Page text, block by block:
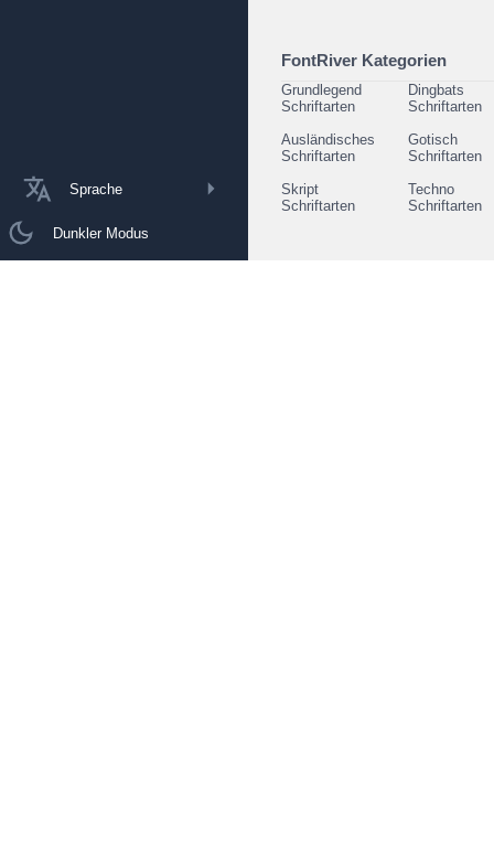
Sprache
Dunkler Modus
FontRiver Kategorien
Grundlegend
Schriftarten
Dingbats
Schriftarten
Ausländisches
Schriftarten
Gotisch
Schriftarten
Skript
Schriftarten
Techno
Schriftarten